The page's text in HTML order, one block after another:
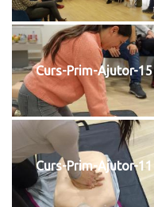
Curs-Prim-Ajutor-15
Curs-Prim-Ajutor-11